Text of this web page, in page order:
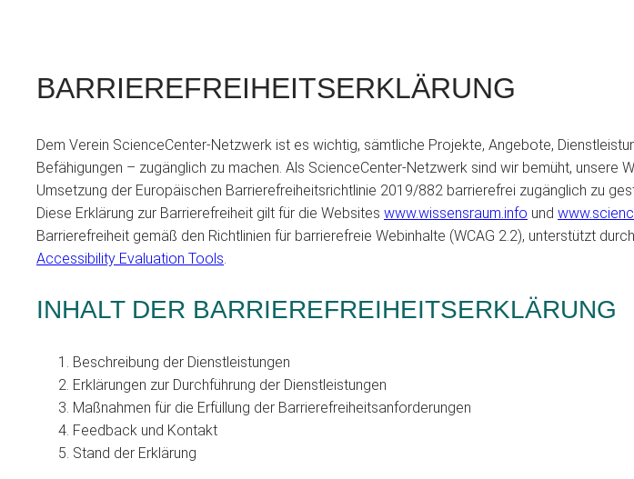
BARRIEREFREIHEITSERKLÄRUNG
Dem Verein ScienceCenter-Netzwerk ist es wichtig, sämtliche Projekte, Angebote,
Befähigungen – zugänglich zu machen. Als ScienceCenter-Netzwerk sind wir bemüht,
Umsetzung der Europäischen Barrierefreiheitsrichtlinie 2019/882 barrierefrei zugänglich zu
Diese Erklärung zur Barrierefreiheit gilt für die Websites www.wissensraum.info und
Barrierefreiheit gemäß den Richtlinien für barrierefreie Webinhalte (WCAG 2.2), unterstützt
Accessibility Evaluation Tools.
INHALT DER BARRIEREFREIHEITSERKLÄRUNG
Beschreibung der Dienstleistungen
Erklärungen zur Durchführung der Dienstleistungen
Maßnahmen für die Erfüllung der Barrierefreiheitsanforderungen
Feedback und Kontakt
Stand der Erklärung